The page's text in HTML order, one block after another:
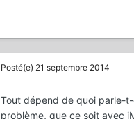
Posté(e) 21 septembre 2014
Tout dépend de quoi parle-
problème, que ce soit avec